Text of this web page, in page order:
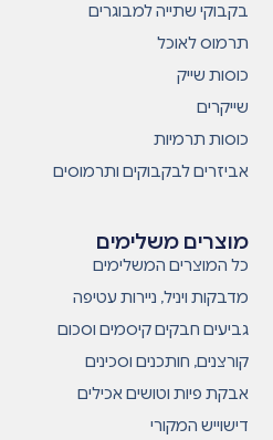
מוצרים משלימים
כל המוצרים המשלימים
מדבקות ויניל, ניירות עטיפה
גביעים חבקים קיסמים וסכום
קורצנים, חותכנים וסכינים
אבקת פיות וטושים אכילים
דישוייש המקורי
בקבוקי שתייה למבוגרים
תרמוס לאוכל
כוסות שייק
שייקרים
כוסות תרמיות
אביזרים לבקבוקים ותרמוסים